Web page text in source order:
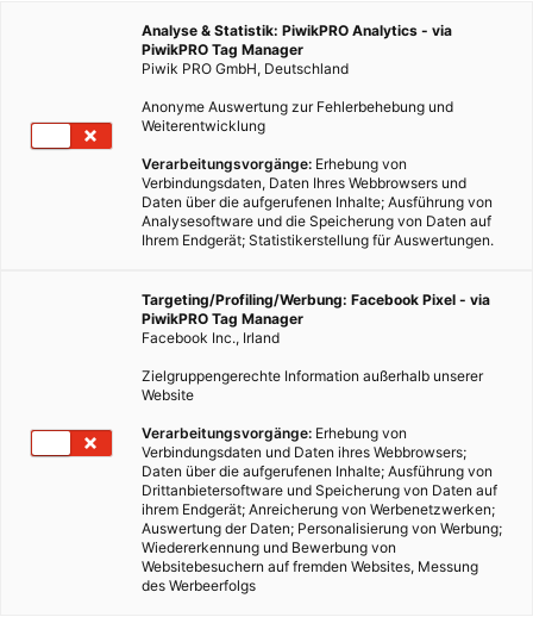
WOHIN MIT DEN VERPACKUNGSRESTEN
MEINES MITTAGESSENS?
nach, wie sie die Verpackungsreste ihres "To-Go"
Mittagessens richtig entsorgt.
16. Oktober 2023
"Besser STADTleben fragt nach" heißt unsere
neue Videokolumne. In unserer ersten Folge
recherchiert unsere Besser STADTleben-
Redakteurin Juliane, wie wir eigentlich die
Verpackungsreste eines ganz normalen Mittagessens
Analyse & Statistik: PiwikPRO Analytics - via
PiwikPRO Tag Manager
Piwik PRO GmbH, Deutschland
Anonyme Auswertung zur Fehlerbehebung und
Weiterentwicklung
Verarbeitungsvorgänge: Erhebung von
Verbindungsdaten, Daten Ihres Webbrowsers und
Daten über die aufgerufenen Inhalte; Ausführung von
Analysesoftware und die Speicherung von Daten auf
Ihrem Endgerät; Statistikerstellung für Auswertungen.
Targeting/Profiling/Werbung: Facebook Pixel - via
PiwikPRO Tag Manager
Facebook Inc., Irland
Zielgruppengerechte Information außerhalb unserer
Website
Verarbeitungsvorgänge: Erhebung von
Verbindungsdaten und Daten ihres Webbrowsers;
Daten über die aufgerufenen Inhalte; Ausführung von
Drittanbietersoftware und Speicherung von Daten auf
ihrem Endgerät; Anreicherung von Werbenetzwerken;
Auswertung der Daten; Personalisierung von Werbung;
Wiedererkennung und Bewerbung von
Websitebesuchern auf fremden Websites, Messung
des Werbeerfolgs